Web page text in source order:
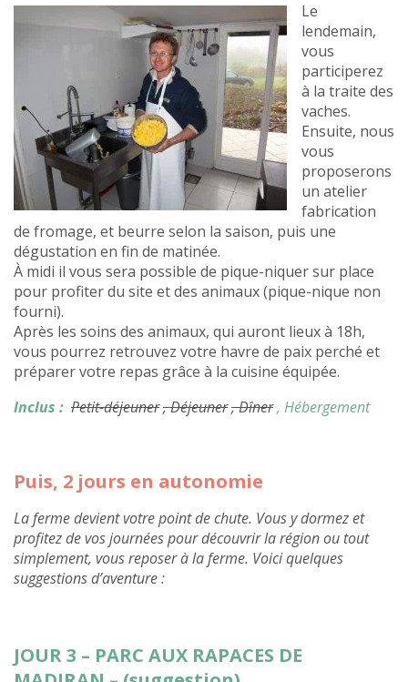
Le
lendemain,
vous
participerez
à la traite des
vaches.
Ensuite, nous
vous
proposerons
un atelier
fabrication
de fromage, et beurre selon la saison, puis une
dégustation en fin de matinée.
À midi il vous sera possible de pique-niquer sur place
pour profiter du site et des animaux (pique-nique non
fourni).
Après les soins des animaux, qui auront lieux à 18h,
vous pourrez retrouvez votre havre de paix perché et
préparer votre repas grâce à la cuisine équipée.
Inclus : Petit-déjeuner, Déjeuner, Dîner, Hébergement
Puis, 2 jours en autonomie
La ferme devient votre point de chute. Vous y dormez et
profitez de vos journées pour découvrir la région ou tout
simplement, vous reposer à la ferme. Voici quelques
suggestions d’aventure :
JOUR 3 – PARC AUX RAPACES DE